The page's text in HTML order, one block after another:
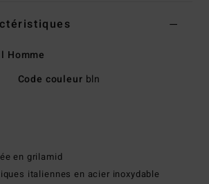
Homme
Code couleur bln
en grilamid
italiennes en acier inoxydable